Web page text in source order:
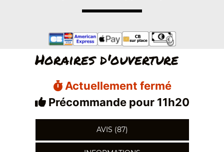
Horaires d'ouverture
Actuellement fermé
Précommande pour 11h20
AVIS (87)